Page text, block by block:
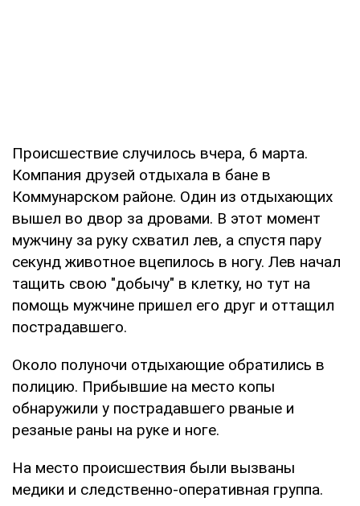
Происшествие случилось вчера, 6 марта.
Компания друзей отдыхала в бане в
Коммунарском районе. Один из отдыхающих
вышел во двор за дровами. В этот момент
мужчину за руку схватил лев, а спустя пару
секунд животное вцепилось в ногу. Лев начал
тащить свою "добычу" в клетку, но тут на
помощь мужчине пришел его друг и оттащил
пострадавшего.
Около полуночи отдыхающие обратились в
полицию. Прибывшие на место копы
обнаружили у пострадавшего рваные и
резаные раны на руке и ноге.
На место происшествия были вызваны
медики и следственно-оперативная группа.